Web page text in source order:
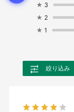
★ 3
★ 2
★ 1
絞り込み